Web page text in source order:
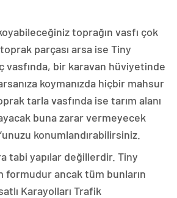
toprağın vasfı çok
parçası arsa ise Tiny
vasfında, bir karavan hüviyetinde
koymanızda hiçbir mahsur
tarla vasfında ise tarım alanı
buna zarar vermeyecek
konumlandırabilirsiniz.
tabi yapılar değillerdir. Tiny
formudur ancak tüm bunların
Karayolları Trafik